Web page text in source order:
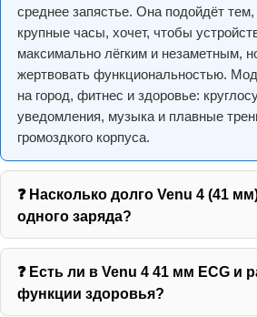
среднее запястье. Она подойдёт
крупные часы, хочет, чтобы
максимально лёгким и незаметным,
жертвовать функциональностью.
на город, фитнес и здоровье:
уведомления, музыка и плавные
громоздкого корпуса.
❓ Насколько долго Venu 4 (41
одного заряда?
❓ Есть ли в Venu 4 41 мм ECG и
функции здоровья?